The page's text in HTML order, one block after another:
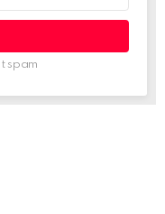
spam